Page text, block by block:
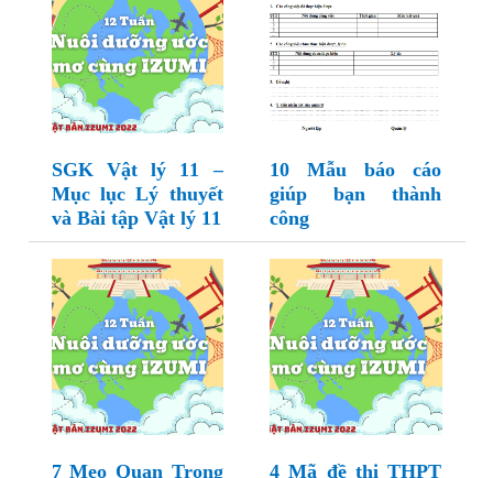
SGK Vật lý 11 –
Mục lục Lý thuyết
và Bài tập Vật lý 11
10 Mẫu báo cáo
giúp bạn thành
công
7 Mẹo Quan Trọng
4 Mã đề thi THPT